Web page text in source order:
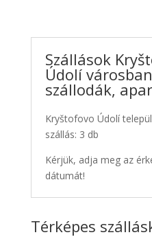
Szállások
Údolí
szállodák,
Kryštofovo Údolí
szállás: 3 db
Kérjük, adja meg az
dátumát!
Térképes